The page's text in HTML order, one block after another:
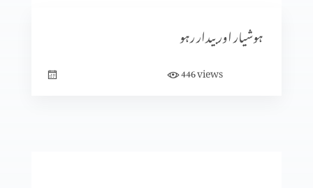
نجات بخش ایمان کے صبوت (حصہ 2)
ہوشیار اور بیدار رہو
446views